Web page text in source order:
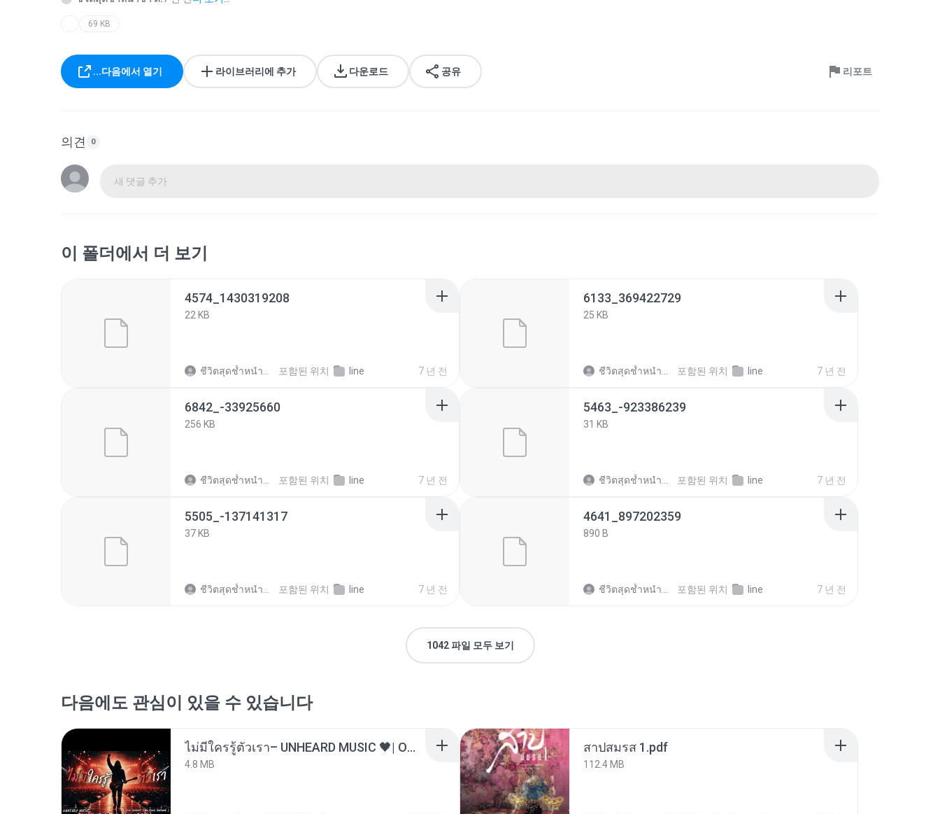
69 KB
...다음에서 열기 라이브러리에 추가 다운로드 공유 리포트
의견 0
새 댓글 추가
이 폴더에서 더 보기
4574_1430319208
22 KB
ชีวิตสุดช้ำหนำซ้ำ ต. 포함된 위치 line 7 년 전
6133_369422729
25 KB
ชีวิตสุดช้ำหนำซ้ำ ต. 포함된 위치 line 7 년 전
6842_-33925660
256 KB
ชีวิตสุดช้ำหนำซ้ำ ต. 포함된 위치 line 7 년 전
5463_-923386239
31 KB
ชีวิตสุดช้ำหนำซ้ำ ต. 포함된 위치 line 7 년 전
5505_-137141317
37 KB
ชีวิตสุดช้ำหนำซ้ำ ต. 포함된 위치 line 7 년 전
4641_897202359
890 B
ชีวิตสุดช้ำหนำซ้ำ ต. 포함된 위치 line 7 년 전
1042 파일 모두 보기
다음에도 관심이 있을 수 있습니다
ไม่มีใครรู้ตัวเรา– UNHEARD MUSIC 🖤| Official Lyric Video | เพลงสู้ชีวิต
4.8 MB
สาปสมรส 1.pdf
112.4 MB